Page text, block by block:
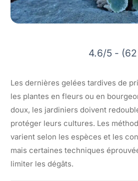
4.6/5 -
Les dernières gelées tardives de
les plantes en fleurs ou en
doux, les jardiniers doivent
protéger leurs cultures. Les
varient selon les espèces et les
mais certaines techniques
limiter les dégâts.